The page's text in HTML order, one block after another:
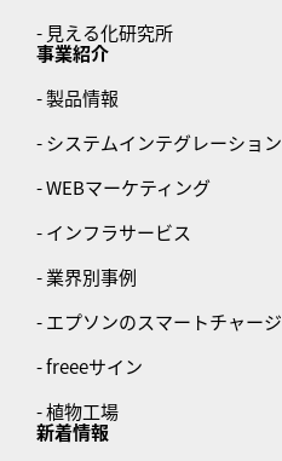
- 見える化研究所
事業紹介
- 製品情報
- システムインテグレーション
- WEBマーケティング
- インフラサービス
- 業界別事例
- エプソンのスマートチャージ
- freeeサイン
- 植物工場
新着情報